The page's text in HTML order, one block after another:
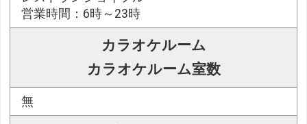
営業時間：6時～23時
カラオケルーム
カラオケルーム室数
無